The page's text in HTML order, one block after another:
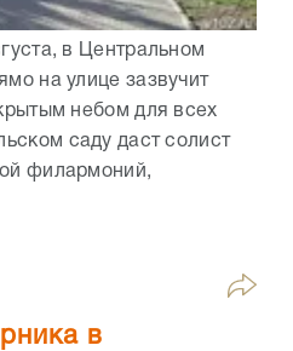
в Центральном
на улице зазвучит
небом для всех
саду даст солист
филармоний,
в